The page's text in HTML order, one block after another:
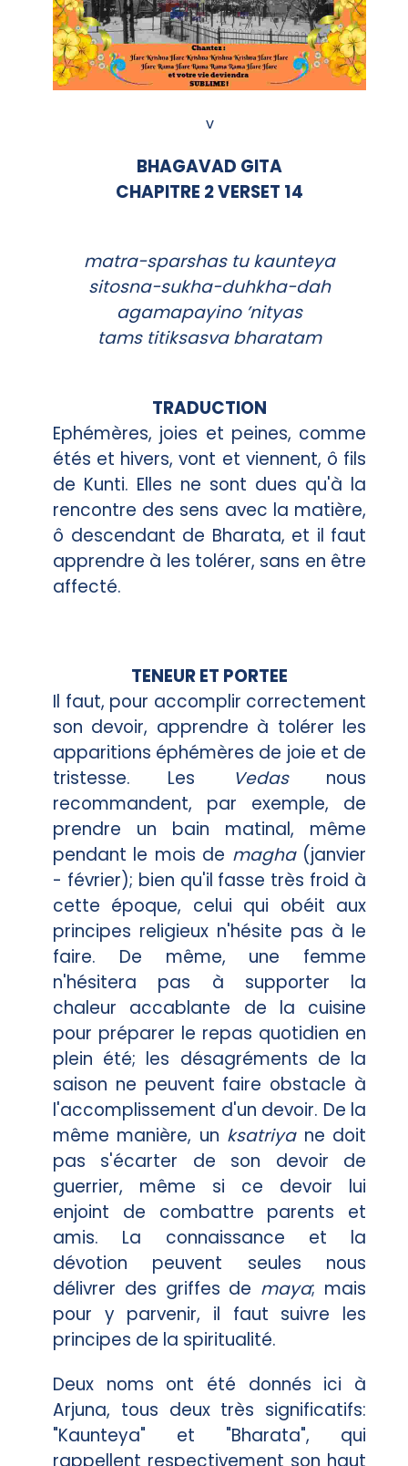
v
BHAGAVAD GITA
CHAPITRE 2 VERSET 14
matra-sparshas tu kaunteya
sitosna-sukha-duhkha-dah
agamapayino ’nityas
tams titiksasva bharatam
TRADUCTION
Ephémères, joies et peines, comme
étés et hivers, vont et viennent, ô fils
de Kunti. Elles ne sont dues qu'à la
rencontre des sens avec la matière,
ô descendant de Bharata, et il faut
apprendre à les tolérer, sans en être
affecté.
TENEUR ET PORTEE
Il faut, pour accomplir correctement
son devoir, apprendre à tolérer les
apparitions éphémères de joie et de
tristesse. Les
Vedasnous
recommandent, par exemple, de
prendre un bain matinal, même
pendant le mois de magha (janvier
- février); bien qu'il fasse très froid à
cette époque, celui qui obéit aux
principes religieux n'hésite pas à le
faire. De même, une femme
n'hésitera pas à supporter la
chaleur accablante de la cuisine
pour préparer le repas quotidien en
plein été; les désagréments de la
saison ne peuvent faire obstacle à
l'accomplissement d'un devoir. De la
même manière, un ksatriyane doit
pas s'écarter de son devoir de
guerrier, même si ce devoir lui
enjoint de combattre parents et
amis. La connaissance et la
dévotion peuvent seules nous
délivrer des griffes de maya; mais
pour y parvenir, il faut suivre les
principes de la spiritualité.
Deux noms ont été donnés ici à
Arjuna, tous deux très significatifs:
"Kaunteya" et "Bharata", qui
rappellent respectivement son haut